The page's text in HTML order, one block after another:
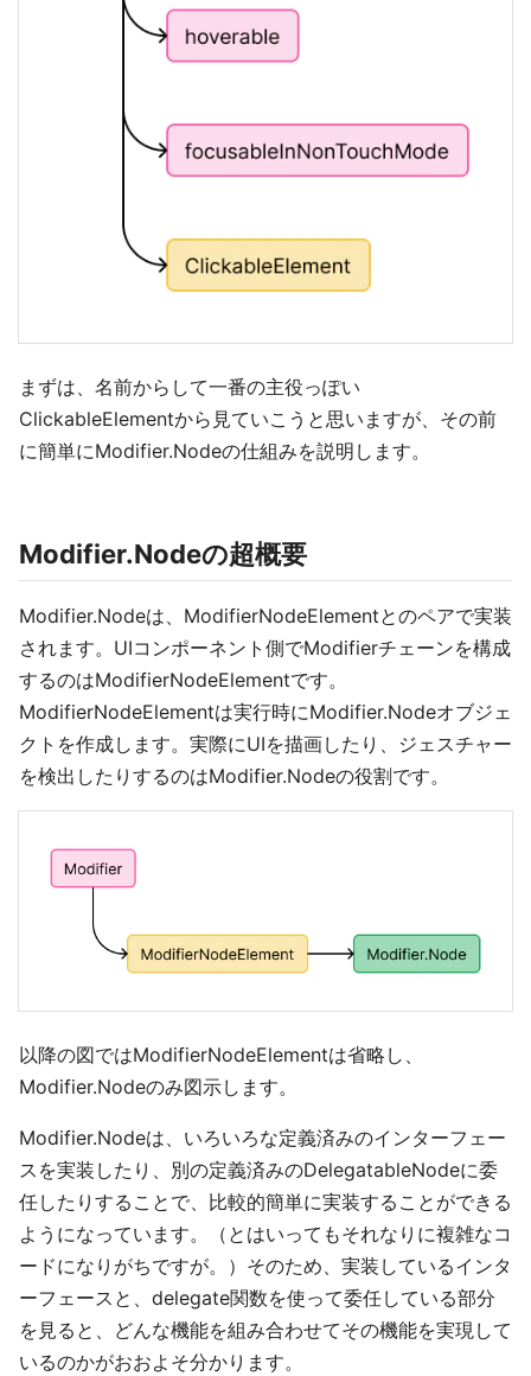
まずは、名前からして一番の主役っぽい
ClickableElementから見ていこうと思いますが、その前
に簡単にModifier.Nodeの仕組みを説明します。
Modifier.Nodeの超概要
Modifier.Nodeは、ModifierNodeElementとのペアで実装
されます。UIコンポーネント側でModifierチェーンを構成
するのはModifierNodeElementです。
ModifierNodeElementは実行時にModifier.Nodeオブジェ
クトを作成します。実際にUIを描画したり、ジェスチャー
を検出したりするのはModifier.Nodeの役割です。
以降の図ではModifierNodeElementは省略し、
Modifier.Nodeのみ図示します。
Modifier.Nodeは、いろいろな定義済みのインターフェー
スを実装したり、別の定義済みのDelegatableNodeに委
任したりすることで、比較的簡単に実装することができる
ようになっています。（とはいってもそれなりに複雑なコ
ードになりがちですが。）そのため、実装しているインタ
ーフェースと、delegate関数を使って委任している部分
を見ると、どんな機能を組み合わせてその機能を実現して
いるのかがおおよそ分かります。